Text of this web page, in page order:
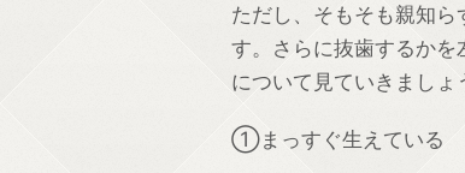
ただし、そもそも親知
す。さらに抜歯するか
について見ていきましょ
①まっすぐ生えている